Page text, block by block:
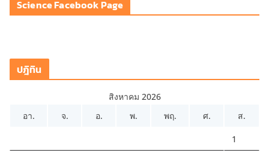
Science Facebook Page
ปฎิทิน
สิงหาคม 2026
อา.
จ. อ. พ. พฤ. ศ. ส.
1